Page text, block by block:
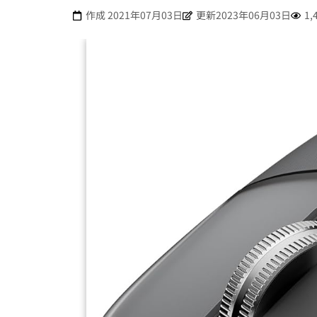
作成2021年07月03日 更新2023年06月03日